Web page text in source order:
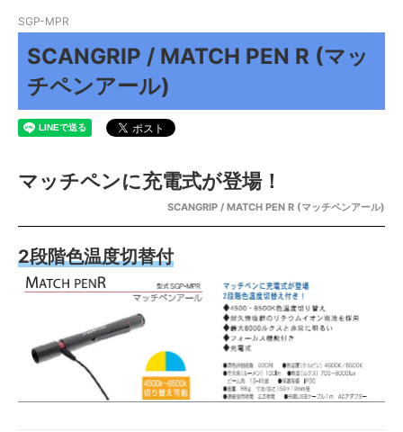
SGP-MPR
SCANGRIP / MATCH PEN R (マッ
チペンアール)
マッチペンに充電式が登場！
SCANGRIP / MATCH PEN R (マッチペンアール)
2段階色温度切替付